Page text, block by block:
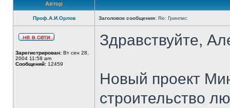
Автор
Проф.А.И.Орлов Заголовок сообщения: Re: Гринпис
Зарегистрирован: Вт сен 28,
2004 11:58 am
Сообщений: 12459
Здравствуйте,
Новый проект
строительство